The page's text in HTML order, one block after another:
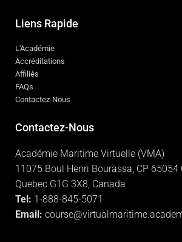
Liens Rapide
L'Académie
Accréditations
Affiliés
FAQs
Contactez-Nous
Contactez-Nous
Académie Maritime Virtuelle (VMA)
11075 Boul Henri Bourassa, CP 65054
Quebec G1G 3X8, Canada
Tel: 1-888-845-5071
Email: